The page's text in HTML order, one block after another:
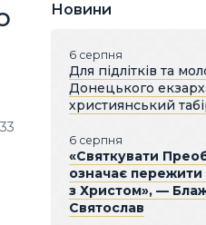
Новини
6 серпня
Для підлітків та
Донецького
християнський
6 серпня
«Святкувати
означає пережити
з Христом», —
Святослав